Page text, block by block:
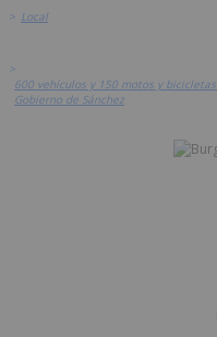
> Local
>
600 vehículos y 150 motos y
Gobierno de Sánchez